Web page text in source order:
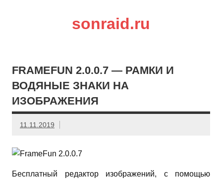
sonraid.ru
FRAMEFUN 2.0.0.7 — РАМКИ И
ВОДЯНЫЕ ЗНАКИ НА
ИЗОБРАЖЕНИЯ
11.11.2019
Бесплатный редактор изображений, с помощью